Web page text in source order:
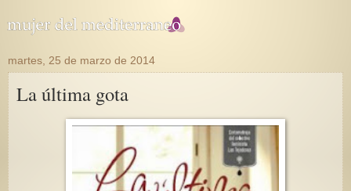
martes, 25 de marzo de 2014
La última gota